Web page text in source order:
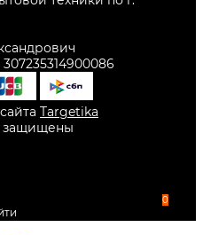
Targetika
защищены
0